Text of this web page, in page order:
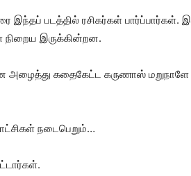
இந்தப் படத்தில் ரசிகர்கள் பார்ப்பார்கள்.
இருக்கின்றன.
அழைத்து கதைகேட்ட கருணாஸ்
நடைபெறும்…